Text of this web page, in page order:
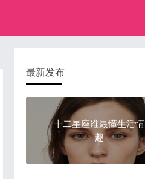
最新发布
十二星座谁最懂生活情
趣